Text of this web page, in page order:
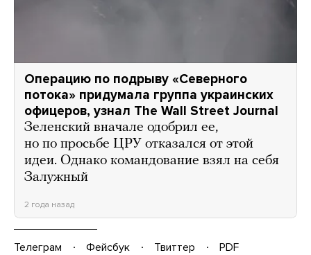
Операцию по подрыву «Северного
потока» придумала группа украинских
офицеров, узнал The Wall Street Journal
Зеленский вначале одобрил ее,
но по просьбе ЦРУ отказался от этой
идеи. Однако командование взял на себя
Залужный
2 года назад
Телеграм Фейсбук Твиттер
PDF